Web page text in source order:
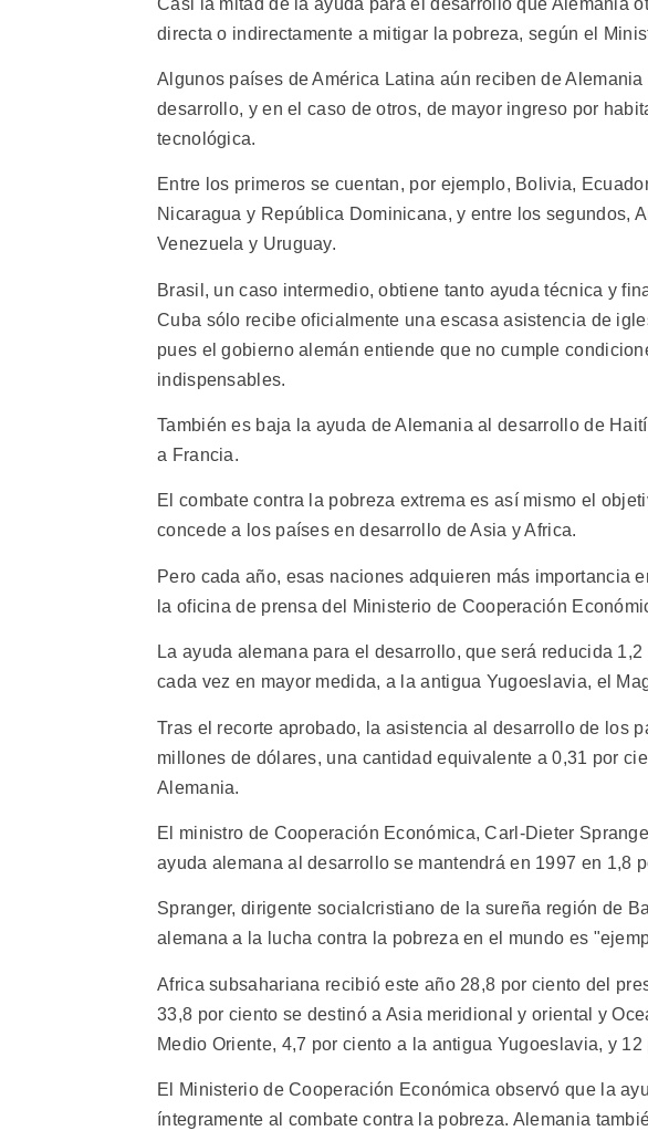
directa o indirectamente a mitigar la pobreza, según el
Algunos países de América Latina aún reciben de
desarrollo, y en el caso de otros, de mayor ingreso por
tecnológica.
Entre los primeros se cuentan, por ejemplo, Bolivia,
Nicaragua y República Dominicana, y entre los segundos,
Venezuela y Uruguay.
Brasil, un caso intermedio, obtiene tanto ayuda técnica y
Cuba sólo recibe oficialmente una escasa asistencia de
pues el gobierno alemán entiende que no cumple
indispensables.
También es baja la ayuda de Alemania al desarrollo de
a Francia.
El combate contra la pobreza extrema es así mismo el
concede a los países en desarrollo de Asia y Africa.
Pero cada año, esas naciones adquieren más importancia
la oficina de prensa del Ministerio de Cooperación
La ayuda alemana para el desarrollo, que será reducida
cada vez en mayor medida, a la antigua Yugoeslavia, el
Tras el recorte aprobado, la asistencia al desarrollo de los
millones de dólares, una cantidad equivalente a 0,31 por
Alemania.
El ministro de Cooperación Económica, Carl-Dieter
ayuda alemana al desarrollo se mantendrá en 1997 en 1,8
Spranger, dirigente socialcristiano de la sureña región de
alemana a la lucha contra la pobreza en el mundo es
Africa subsahariana recibió este año 28,8 por ciento del
33,8 por ciento se destinó a Asia meridional y oriental y
Medio Oriente, 4,7 por ciento a la antigua Yugoeslavia, y
El Ministerio de Cooperación Económica observó que la
íntegramente al combate contra la pobreza. Alemania